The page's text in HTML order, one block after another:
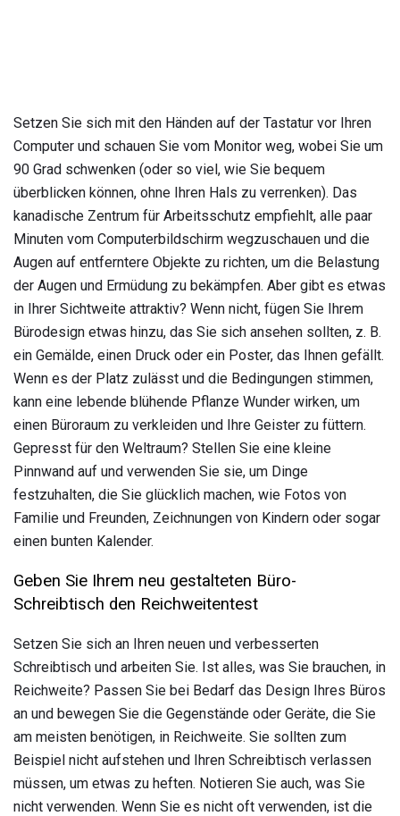
Setzen Sie sich mit den Händen auf der Tastatur vor Ihren
Computer und schauen Sie vom Monitor weg, wobei Sie um
90 Grad schwenken (oder so viel, wie Sie bequem
überblicken können, ohne Ihren Hals zu verrenken). Das
kanadische Zentrum für Arbeitsschutz empfiehlt, alle paar
Minuten vom Computerbildschirm wegzuschauen und die
Augen auf entferntere Objekte zu richten, um die Belastung
der Augen und Ermüdung zu bekämpfen. Aber gibt es etwas
in Ihrer Sichtweite attraktiv? Wenn nicht, fügen Sie Ihrem
Bürodesign etwas hinzu, das Sie sich ansehen sollten, z. B.
ein Gemälde, einen Druck oder ein Poster, das Ihnen gefällt.
Wenn es der Platz zulässt und die Bedingungen stimmen,
kann eine lebende blühende Pflanze Wunder wirken, um
einen Büroraum zu verkleiden und Ihre Geister zu füttern.
Gepresst für den Weltraum? Stellen Sie eine kleine
Pinnwand auf und verwenden Sie sie, um Dinge
festzuhalten, die Sie glücklich machen, wie Fotos von
Familie und Freunden, Zeichnungen von Kindern oder sogar
einen bunten Kalender.
Geben Sie Ihrem neu gestalteten Büro-
Schreibtisch den Reichweitentest
Setzen Sie sich an Ihren neuen und verbesserten
Schreibtisch und arbeiten Sie. Ist alles, was Sie brauchen, in
Reichweite? Passen Sie bei Bedarf das Design Ihres Büros
an und bewegen Sie die Gegenstände oder Geräte, die Sie
am meisten benötigen, in Reichweite. Sie sollten zum
Beispiel nicht aufstehen und Ihren Schreibtisch verlassen
müssen, um etwas zu heften. Notieren Sie auch, was Sie
nicht verwenden. Wenn Sie es nicht oft verwenden, ist die